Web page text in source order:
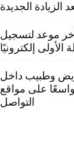
الزيادة الجديدة
موعد لتسجيل
الأولى إلكترونيًا
وطبيب داخل
على مواقع
التواصل